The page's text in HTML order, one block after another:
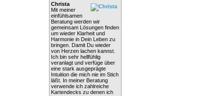
Christa
Mit meiner
einfühlsamen
Beratung werden wir
gemeinsam Lösungen finden
um wieder Klarheit und
Harmonie in Dein Leben zu
bringen. Damit Du wieder
von Herzen lachen kannst.
Ich bin sehr hellfühlig
veranlagt und verfüge über
eine stark ausgeprägte
Intuition die mich nie im Stich
läßt. In meiner Beratung
verwende ich zahlreiche
Kartendecks zu denen ich